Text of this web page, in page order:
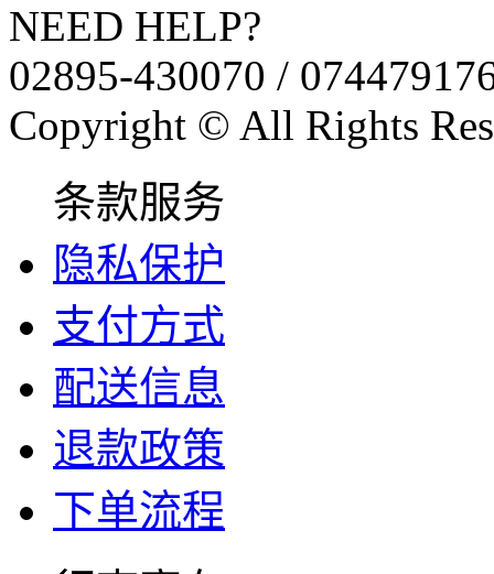
NEED HELP?
02895-430070 /
Copyright © All Rights
条款服务
隐私保护
支付方式
配送信息
退款政策
下单流程